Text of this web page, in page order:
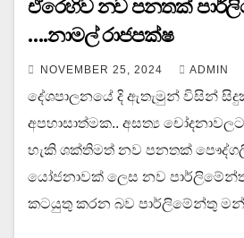
ඒරෙහිව නව පනතක්
….නාමල් රාජපක්ෂ
NOVEMBER 25, 2024 ADMIN
දේශපාලනයේ දි ඇතැමුන් විසින්
අපහාසාත්මක.. අසත්‍ය
හැකි ශක්තිමත් නව පනතක්
යෝජනාවක් ලෙස නව
කටයුතු කරන බව පාර්ලිමේන්තු